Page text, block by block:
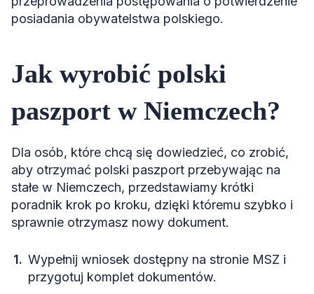
posiadania obywatelstwa polskiego.
Jak wyrobić polski
paszport w Niemczech?
Dla osób, które chcą się dowiedzieć, co zrobić,
aby otrzymać polski paszport przebywając na
stałe w Niemczech, przedstawiamy krótki
poradnik krok po kroku, dzięki któremu szybko i
sprawnie otrzymasz nowy dokument.
Wypełnij wniosek dostępny na stronie MSZ i
przygotuj komplet dokumentów.